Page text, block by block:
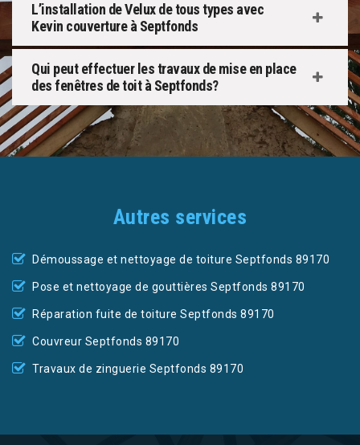
L’installation de Velux de tous types avec
Kevin couverture à Septfonds
Qui peut effectuer les travaux de mise en place
des fenêtres de toit à Septfonds?
Autres services
Démoussage et nettoyage de toiture Septfonds 89170
Pose et nettoyage de gouttières Septfonds 89170
Réparation fuite de toiture Septfonds 89170
Couvreur Septfonds 89170
Travaux de zinguerie Septfonds 89170